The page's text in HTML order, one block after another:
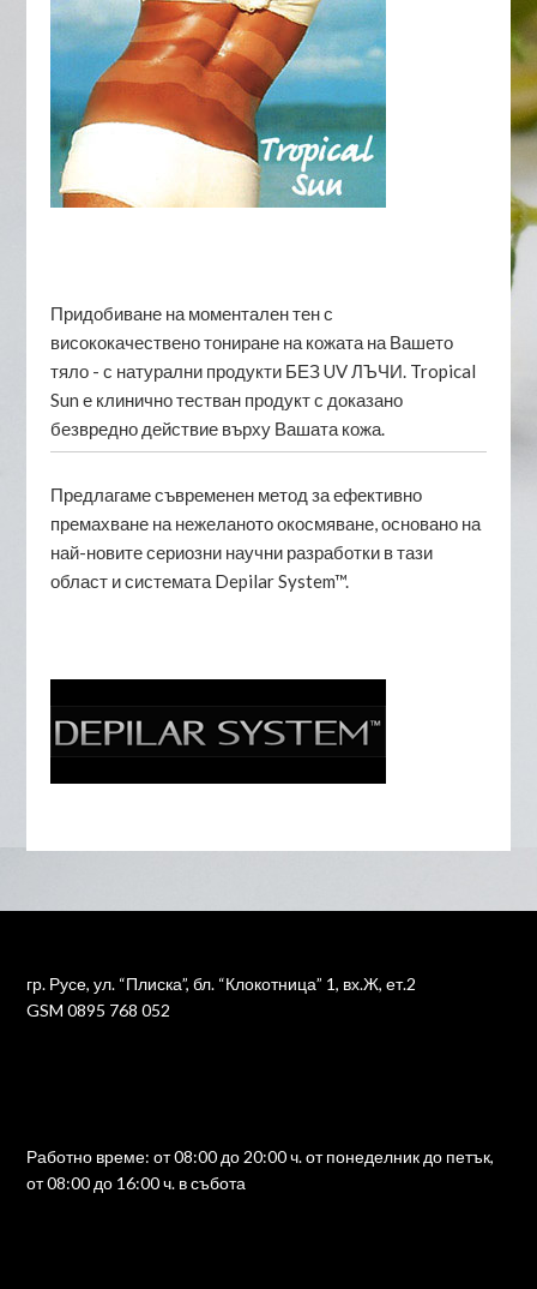
Придобиване на моментален тен с
висококачествено тониране на кожата на Вашето
тяло - с натурални продукти БЕЗ UV ЛЪЧИ. Tropical
Sun е клинично тестван продукт с доказано
безвредно действие върху Вашата кожа.
Предлагаме съвременен метод за ефективно
премахване на нежеланото окосмяване, основано на
най-новите сериозни научни разработки в тази
област и системата Depilar System™.
гр. Русе, ул. “Плиска”, бл. “Клокотница” 1, вх.Ж, ет.2
GSM 0895 768 052
Работно време: от 08:00 до 20:00 ч. от понеделник до петък,
от 08:00 до 16:00 ч. в събота